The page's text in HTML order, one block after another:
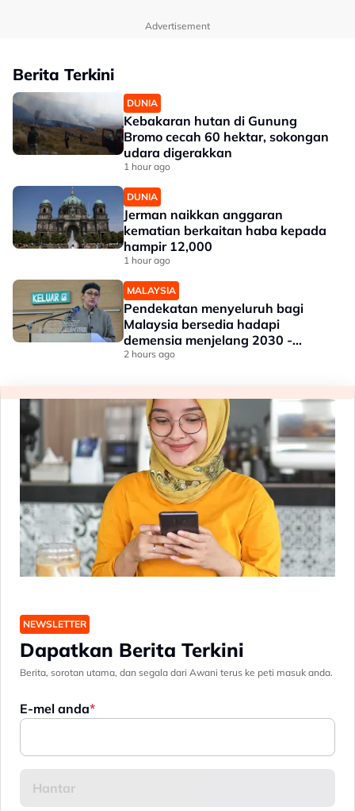
Advertisement
Berita Terkini
DUNIA
Kebakaran hutan di Gunung
Bromo cecah 60 hektar, sokongan
udara digerakkan
1 hour ago
DUNIA
Jerman naikkan anggaran
kematian berkaitan haba kepada
hampir 12,000
1 hour ago
MALAYSIA
Pendekatan menyeluruh bagi
Malaysia bersedia hadapi
demensia menjelang 2030 -
Hanifah
2 hours ago
NEWSLETTER
Dapatkan Berita Terkini
Berita, sorotan utama, dan segala dari Awani terus ke peti masuk anda.
E-mel anda